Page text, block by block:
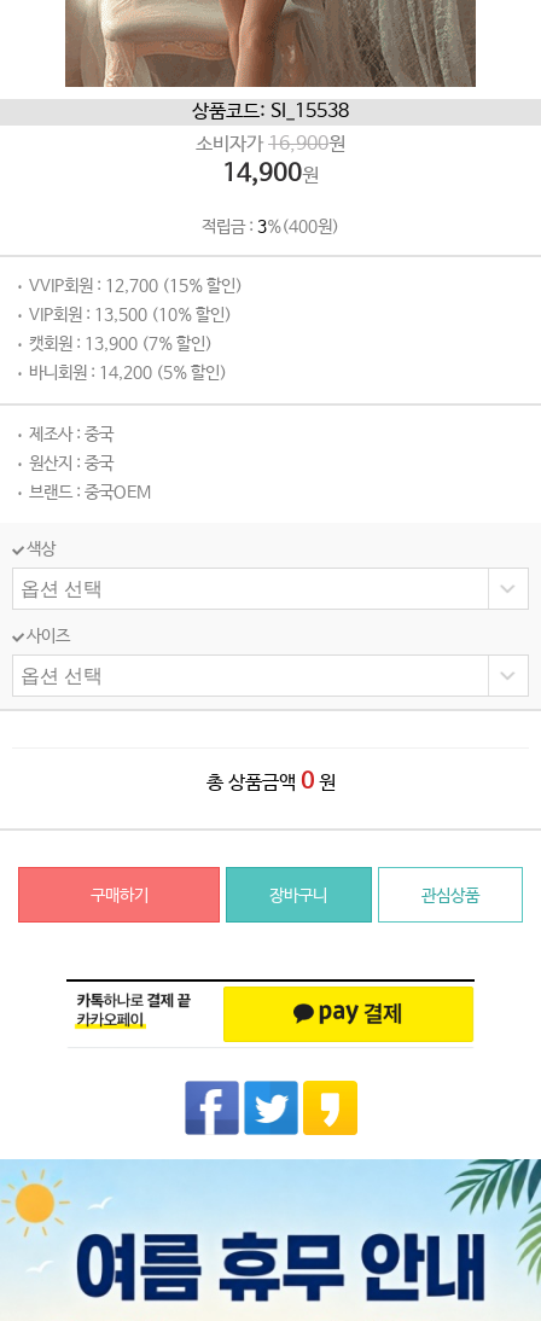
상품코드: SI_15538
소비자가 16,900원
14,900원
적립금 : 3%(400원)
VVIP회원 : 12,700 (15% 할인)
VIP회원 : 13,500 (10% 할인)
캣회원 : 13,900 (7% 할인)
바니회원 : 14,200 (5% 할인)
제조사 : 중국
원산지 : 중국
브랜드 : 중국OEM
색상
사이즈
총 상품금액 0 원
구매하기 장바구니 관심상품